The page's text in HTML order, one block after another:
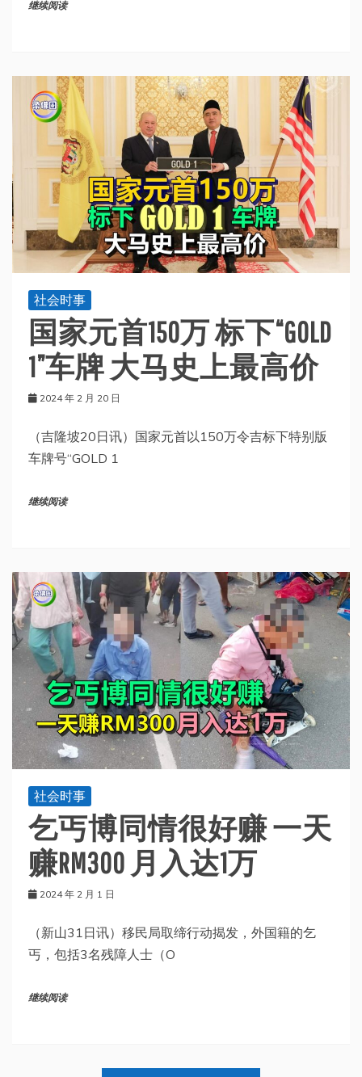
继续阅读
社会时事
国家元首150万 标下“GOLD
1”车牌 大马史上最高价
2024 年 2 月 20 日
（吉隆坡20日讯）国家元首以150万令吉标下特别版
车牌号“GOLD 1
继续阅读
社会时事
乞丐博同情很好赚 一天
赚RM300 月入达1万
2024 年 2 月 1 日
（新山31日讯）移民局取缔行动揭发，外国籍的乞
丐，包括3名残障人士（O
继续阅读